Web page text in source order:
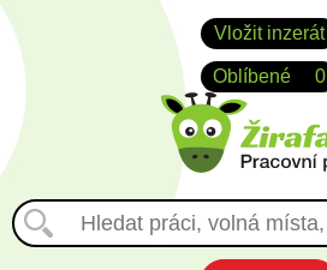
Vložit inzerát
Oblíbené 0